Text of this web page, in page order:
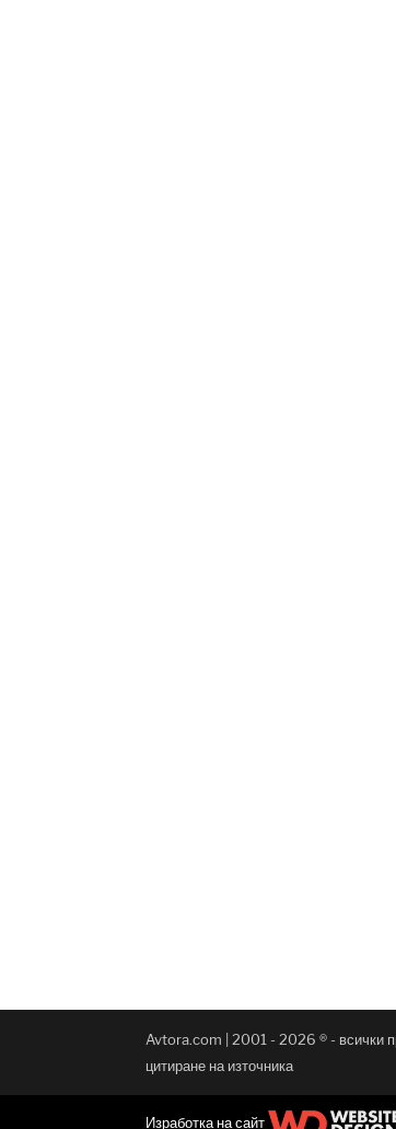
Avtora.com | 2001 - 2026 ® - всички
цитиране на източника
Изработка на сайт